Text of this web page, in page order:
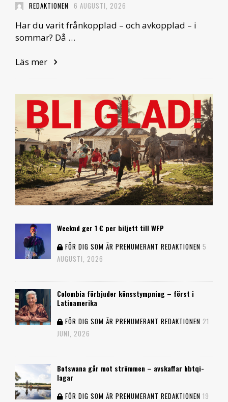
REDAKTIONEN 6 AUGUSTI, 2026
Har du varit frånkopplad – och avkopplad – i
sommar? Då …
Läs mer
Weeknd ger 1 € per biljett till WFP
FÖR DIG SOM ÄR PRENUMERANT REDAKTIONEN 5
AUGUSTI, 2026
Colombia förbjuder könsstympning – först i
Latinamerika
FÖR DIG SOM ÄR PRENUMERANT REDAKTIONEN 21
JUNI, 2026
Botswana går mot strömmen – avskaffar hbtqi-
lagar
FÖR DIG SOM ÄR PRENUMERANT REDAKTIONEN 19